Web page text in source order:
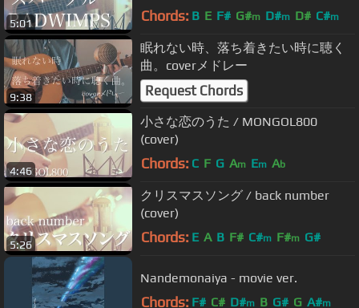
5:01 Chords: B E F# G#m D#m D# C#m
9:38
眠れない時、落ち着きたい時に聴く
曲。coverメドレー
Request Chords
4:46
小さな恋のうた / MONGOL800
(cover)
Chords: C F G Am Em Ab
5:26
クリスマスソング / back number
(cover)
Chords: E A B F# C#m F#m G#
Nandemonaiya - movie ver.
Chords: F# C# D#m B G# G A#m